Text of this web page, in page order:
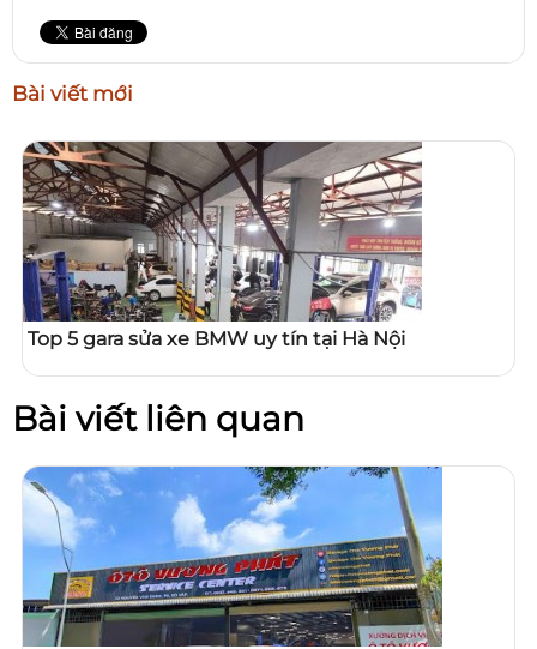
Bài viết mới
Top 5 gara sửa xe BMW uy tín tại Hà Nội
Bài viết liên quan